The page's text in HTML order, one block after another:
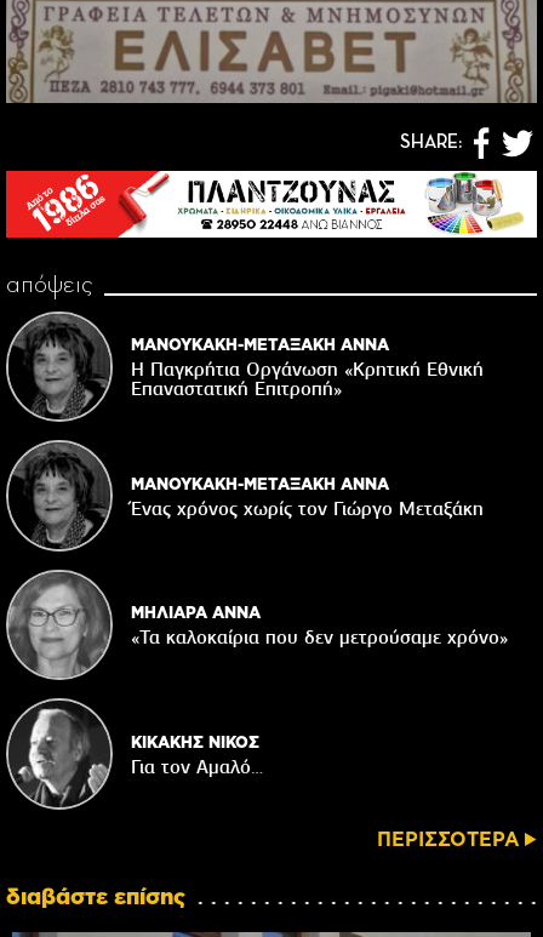
SHARE:
απόψεις
ΜΑΝΟΥΚΑΚΗ-ΜΕΤΑΞΑΚΗ ΑΝΝΑ
Η Παγκρήτια Οργάνωση «Κρητική Εθνική
Επαναστατική Eπιτροπή»
ΜΑΝΟΥΚΑΚΗ-ΜΕΤΑΞΑΚΗ ΑΝΝΑ
Ένας χρόνος χωρίς τον Γιώργο Μεταξάκη
ΜΗΛΙΑΡΑ ΑΝΝΑ
«Τα καλοκαίρια που δεν μετρούσαμε χρόνο»
ΚΙΚΑΚΗΣ ΝΙΚΟΣ
Για τον Αμαλό…
ΠΕΡΙΣΣΟΤΕΡΑ
διαβάστε επίσης